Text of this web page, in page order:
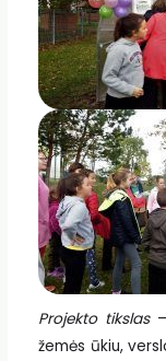
Projekto tikslas–
žemės ūkiu,